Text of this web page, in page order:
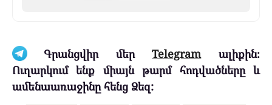
Գրանցվիր մերTelegramալիքին։
Ուղարկում ենք միայն թարմ հոդվածները և
ամենաառաջինը հենց Ձեզ: